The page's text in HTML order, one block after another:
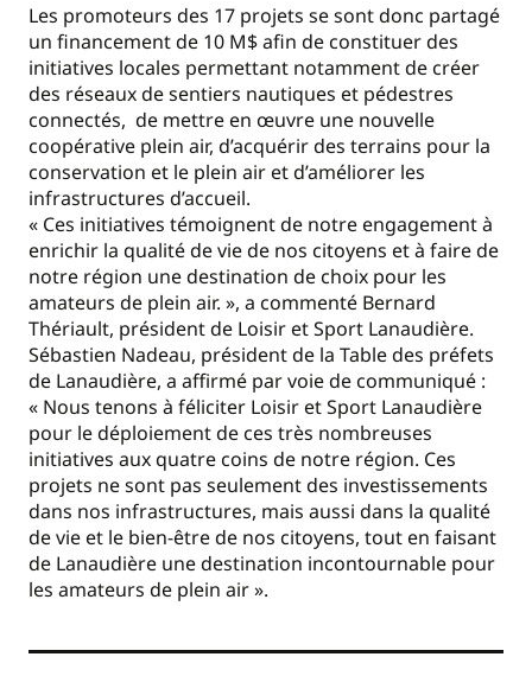
Les promoteurs des 17 projets se sont donc partagé
un financement de 10 M$ afin de constituer des
initiatives locales permettant notamment de créer
des réseaux de sentiers nautiques et pédestres
connectés, de mettre en œuvre une nouvelle
coopérative plein air, d’acquérir des terrains pour la
conservation et le plein air et d’améliorer les
infrastructures d’accueil.
« Ces initiatives témoignent de notre engagement à
enrichir la qualité de vie de nos citoyens et à faire de
notre région une destination de choix pour les
amateurs de plein air. », a commenté Bernard
Thériault, président de Loisir et Sport Lanaudière.
Sébastien Nadeau, président de la Table des préfets
de Lanaudière, a affirmé par voie de communiqué :
« Nous tenons à féliciter Loisir et Sport Lanaudière
pour le déploiement de ces très nombreuses
initiatives aux quatre coins de notre région. Ces
projets ne sont pas seulement des investissements
dans nos infrastructures, mais aussi dans la qualité
de vie et le bien-être de nos citoyens, tout en faisant
de Lanaudière une destination incontournable pour
les amateurs de plein air ».